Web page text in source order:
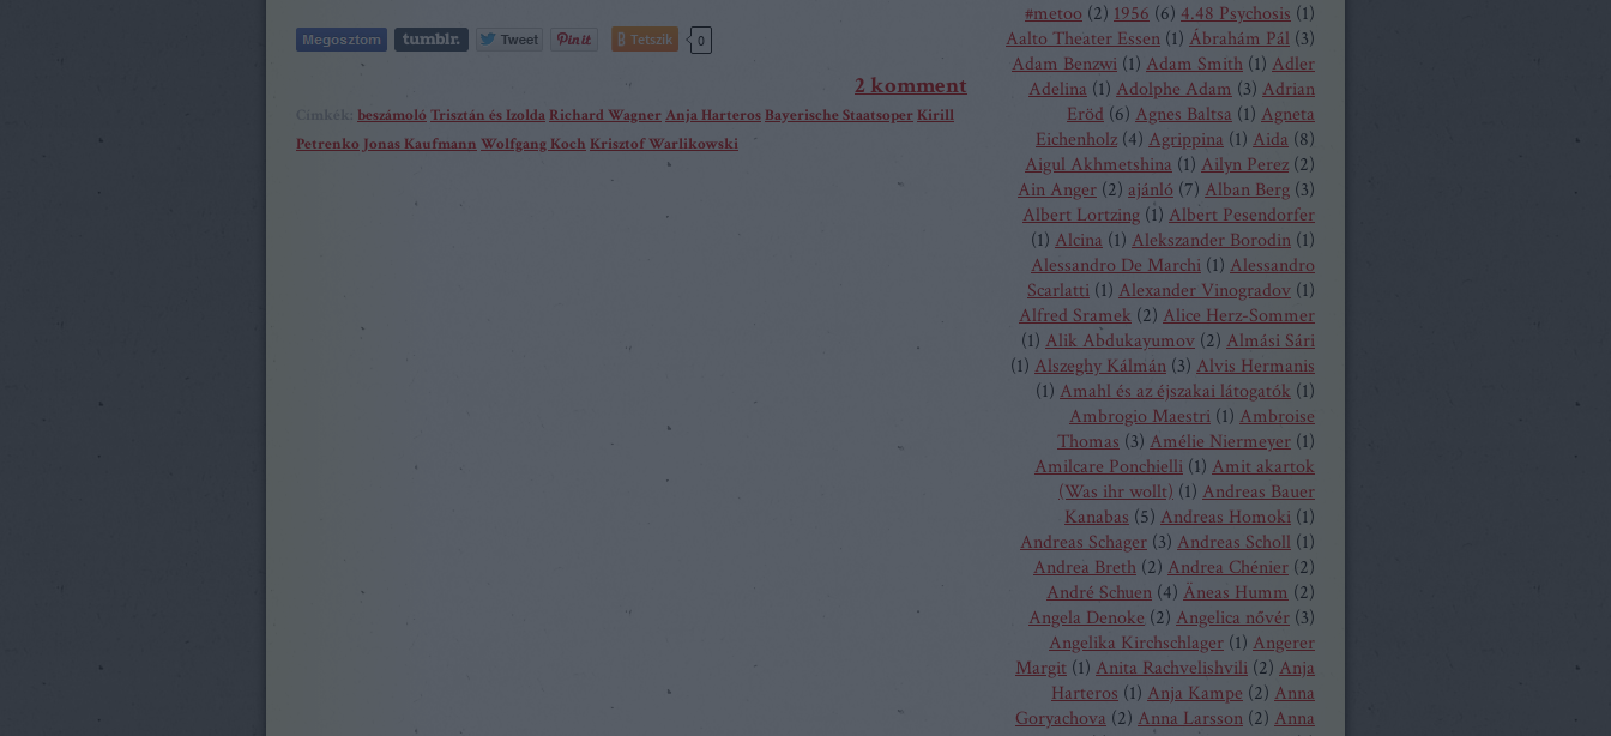
Tetszik 0
2komment
beszámoló Trisztán és Izolda Richard WagnerAnja Harteros Bayerische Staatsoper Kirill
Petrenko Jonas Kaufmann Wolfgang Koch Krisztof Warlikowski
#metoo (2) 1956 (6) 4.48 Psychosis (1)
Aalto Theater Essen (1) Ábrahám Pál (3)
Adam Benzwi (1) Adam Smith (1) Adler
Adelina (1) Adolphe Adam (3) Adrian
Eröd (6) Agnes Baltsa (1) Agneta
Eichenholz (4) Agrippina (1) Aida (8)
Aigul Akhmetshina (1) Ailyn Perez (2)
Ain Anger (2) ajánló (7) Alban Berg (3)
Albert Lortzing (1) Albert Pesendorfer
(1) Alcina (1) Alekszander Borodin (1)
Alessandro De Marchi (1) Alessandro
Scarlatti (1) Alexander Vinogradov (1)
Alfred Sramek (2) Alice Herz-Sommer
(1) Alik Abdukayumov (2) Almási Sári
(1) Alszeghy Kálmán (3) Alvis Hermanis
(1) Amahl és az éjszakai látogatók (1)
Ambrogio Maestri (1) Ambroise
Thomas (3) Amélie Niermeyer (1)
Amilcare Ponchielli (1) Amit akartok
(Was ihr wollt) (1) Andreas Bauer
Kanabas (5) Andreas Homoki (1)
Andreas Schager (3) Andreas Scholl (1)
Andrea Breth (2) Andrea Chénier (2)
André Schuen (4) Äneas Humm (2)
Angela Denoke (2) Angelica nővér (3)
Angelika Kirchschlager (1) Angerer
Margit (1) Anita Rachvelishvili (2) Anja
Harteros (1) Anja Kampe (2) Anna
Goryachova (2) Anna Larsson (2) Anna